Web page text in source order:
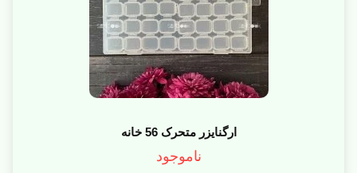
ارگنایزر متحرک 56 خانه
ناموجود